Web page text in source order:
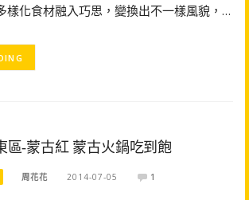
樣化食材融入巧思，變換出不一樣風貌，…
區-蒙古紅 蒙古火鍋吃到飽
周花花 2014-07-05 1